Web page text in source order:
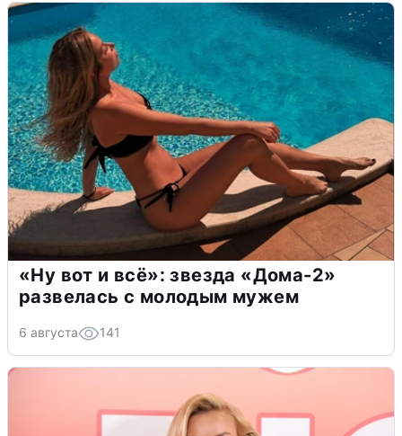
«Ну вот и всё»: звезда «Дома-2»
развелась с молодым мужем
6 августа 141